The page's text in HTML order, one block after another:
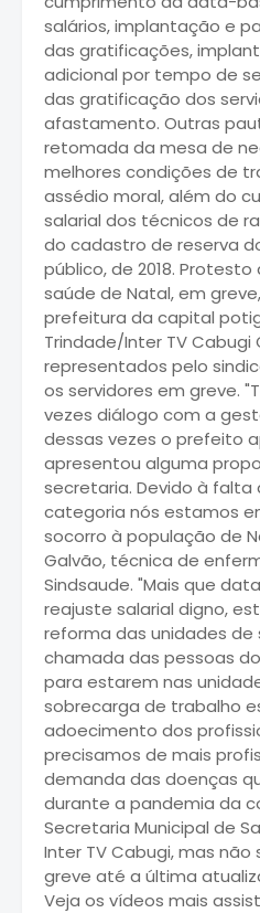
salários, implantação e
das gratificações,
adicional por tempo de
das gratificação dos
afastamento. Outras
retomada da mesa de
melhores condições de
assédio moral, além do
salarial dos técnicos de
do cadastro de reserva
público, de 2018.
saúde de Natal, em
prefeitura da capital
Trindade/Inter TV Cabugi
representados pelo
os servidores em greve.
vezes diálogo com a
dessas vezes o prefeito
apresentou alguma
secretaria. Devido à falta
categoria nós estamos
socorro à população de
Galvão, técnica de
Sindsaude. "Mais que
reajuste salarial digno,
reforma das unidades de
chamada das pessoas
para estarem nas
sobrecarga de trabalho
adoecimento dos
precisamos de mais
demanda das doenças
durante a pandemia da
Secretaria Municipal de
Inter TV Cabugi, mas
greve até a última
Veja os vídeos mais